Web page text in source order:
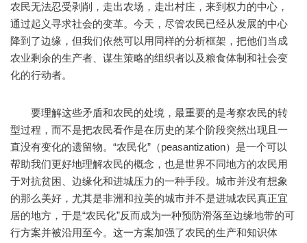
农民无法忍受剥削，走出农场，走出村庄，来到权力的中心，
通过起义寻求社会的变革。今天，尽管农民已经从发展的中心
降到了边缘，但我们依然可以用同样的分析框架，把他们当成
农业剩余的生产者、谋生策略的组织者以及粮食体制和社会变
化的行动者。
要理解这些矛盾和农民的处境，最重要的是考察农民的转
型过程，而不是把农民看作是在历史的某个阶段突然出现且一
直没有变化的遗留物。“农民化”（peasantization）是一个可以
帮助我们更好地理解农民的概念，也是世界不同地方的农民用
于对抗贫困、边缘化和进城压力的一种手段。城市并没有想象
的那么美好，尤其是非洲和拉美的城市并不是进城农民真正宜
居的地方，于是“农民化”反而成为一种预防滑落至边缘地带的可
行方案并被沿用至今。这一方案加强了农民的生产和知识体